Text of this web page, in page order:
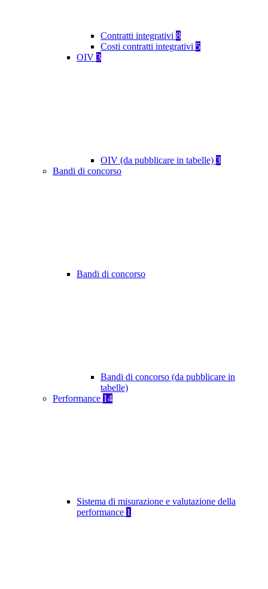
Contratti integrativi 8
Costi contratti integrativi 5
OIV 3
OIV (da pubblicare in tabelle) 3
Bandi di concorso
Bandi di concorso
Bandi di concorso (da pubblicare in
tabelle)
Performance 14
Sistema di misurazione e valutazione della
performance 1